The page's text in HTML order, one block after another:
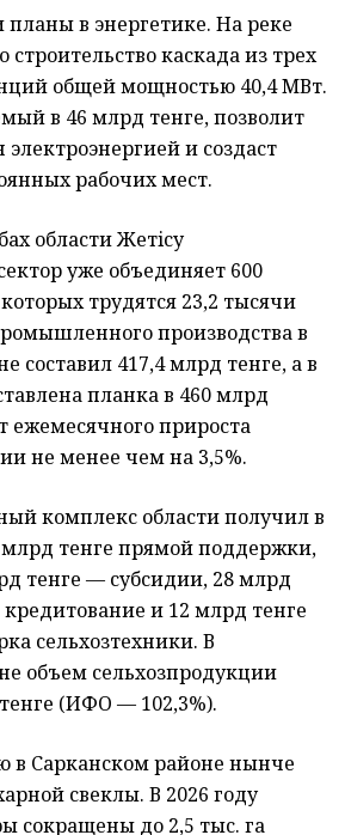
в энергетике. На реке
строительство каскада из трех
общей мощностью 40,4 МВт.
в 46 млрд тенге, позволит
и создаст
рабочих мест.
области Жетiсу
уже объединяет 600
трудятся 23,2 тысячи
производства в
составил 417,4 млрд тенге, а в
планка в 460 млрд
ежемесячного прироста
не менее чем на 3,5%.
комплекс области получил в
тенге прямой поддержки,
тенге — субсидии, 28 млрд
и 12 млрд тенге
сельхозтехники. В
объем сельхозпродукции
(ИФО — 102,3%).
в Сарканском районе нынче
свеклы. В 2026 году
сокращены до 2,5 тыс. га